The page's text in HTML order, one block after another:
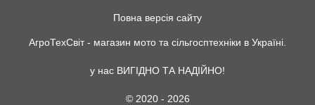
Повна версія сайту
АгроТехСвіт - магазин мото та сільгосптехніки в Україні.
у нас ВИГІДНО ТА НАДІЙНО!
© 2020 - 2026